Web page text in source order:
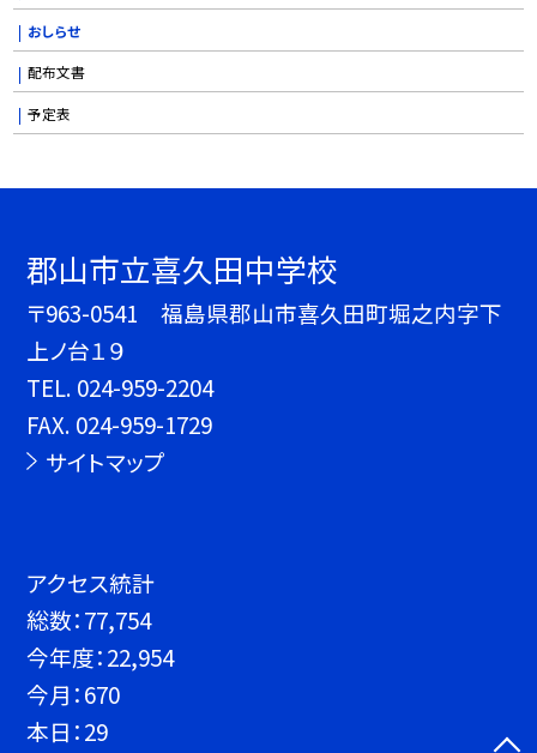
おしらせ
配布文書
予定表
郡山市立喜久田中学校
〒963-0541 福島県郡山市喜久田町堀之内字下
上ノ台１９
TEL. 024-959-2204
FAX. 024-959-1729
サイトマップ
アクセス統計
総数：77,754
今年度：22,954
今月：670
本日：29